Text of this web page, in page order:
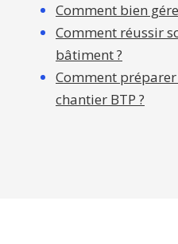
Comment bien
Comment réussir
bâtiment ?
Comment
chantier BTP ?